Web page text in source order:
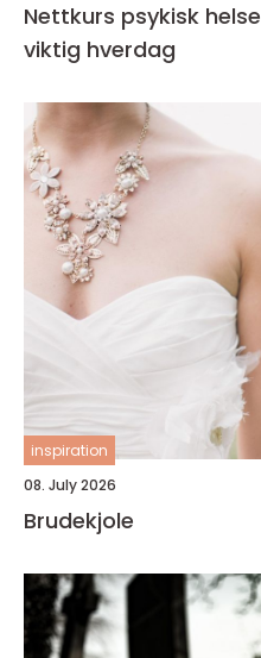
Nettkurs psykisk helse fleksibel læring for en
viktig hverdag
inspiration
08. July 2026
Brudekjole